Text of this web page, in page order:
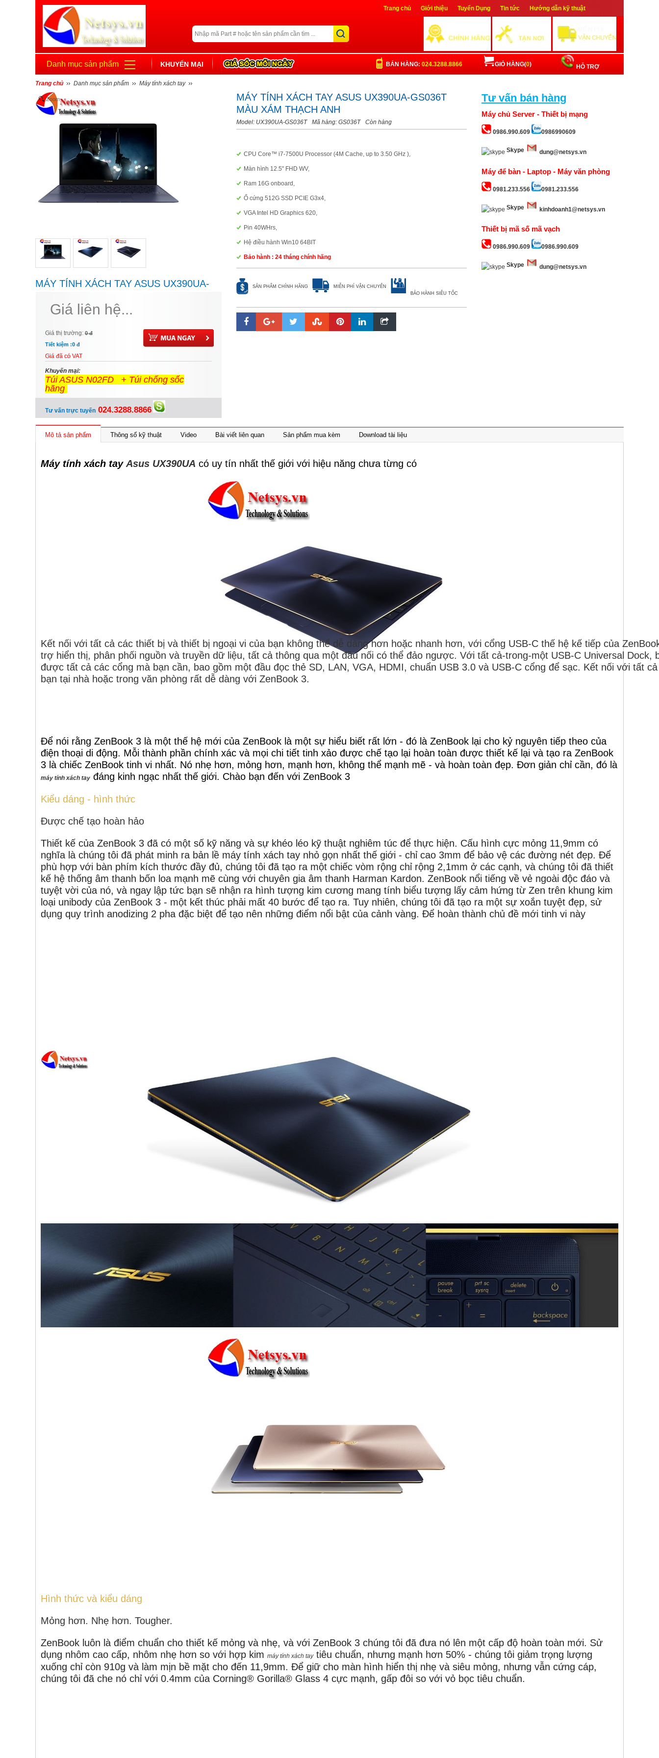
Trang chủ Giới thiệu Tuyển Dụng Tin tức Hướng dẫn kỹ thuật
Đăng nhập
Danh mục sản phẩm KHUYẾN MẠI HỖ TRỢ
GIỎ HÀNG(0)
BÁN HÀNG: 024.3288.8866
Trang chủ Danh mục sản phẩm Máy tính xách tay
Zoom
MÁY TÍNH XÁCH TAY ASUS UX390UA-
Giá liên hệ...
Giá thị trường: 0 đ
Tiết kiệm :0 đ
Giá đã có VAT
Khuyến mại:
Túi ASUS N02FD + Túi chống sốc
hãng
Tư vấn trực tuyến 024.3288.8866
MÁY TÍNH XÁCH TAY ASUS UX390UA-GS036T
MÀU XÁM THẠCH ANH
Model: UX390UA-GS036T Mã hàng: GS036T Còn hàng
CPU Core™ i7-7500U Processor (4M Cache, up to 3.50 GHz ),
Màn hình 12.5" FHD WV,
Ram 16G onboard,
Ổ cứng 512G SSD PCIE G3x4,
VGA Intel HD Graphics 620,
Pin 40WHrs,
Hệ điều hành Win10 64BIT
Bảo hành : 24 tháng chính hãng
SẢN PHẨM CHÍNH HÃNG
MIỄN PHÍ VẬN CHUYỂN
BẢO HÀNH SIÊU TỐC
Tư vấn bán hàng
Máy chủ Server - Thiết bị mạng
0986.990.609 0986990609
Skype dung@netsys.vn
Máy để bàn - Laptop - Máy văn phòng
0981.233.556 0981.233.556
Skype kinhdoanh1@netsys.vn
Thiết bị mã số mã vạch
0986.990.609 0986.990.609
Skype dung@netsys.vn
Mô tả sản phẩm Thông số kỹ thuật Video Bài viết liên quan Sản phẩm mua kèm Download tài liệu
Máy tính xách tay Asus UX390UA có uy tín nhất thế giới với hiệu năng chưa từng có
Để nói rằng ZenBook 3 là một thế hệ mới của ZenBook là một sự hiểu biết rất lớn - đó là ZenBook lại cho kỷ nguyên tiếp theo của
điện thoại di động. Mỗi thành phần chính xác và mọi chi tiết tinh xảo được chế tạo lại hoàn toàn được thiết kế lại và tạo ra ZenBook
3 là chiếc ZenBook tinh vi nhất. Nó nhẹ hơn, mỏng hơn, mạnh hơn, không thể mạnh mẽ - và hoàn toàn đẹp. Đơn giản chỉ cần, đó là
máy tính xách tay đáng kinh ngạc nhất thế giới. Chào bạn đến với ZenBook 3
Kiểu dáng - hình thức
Được chế tạo hoàn hảo
Thiết kế của ZenBook 3 đã có một số kỹ năng và sự khéo léo kỹ thuật nghiêm túc để thực hiện. Cấu hình cực mỏng 11,9mm có
nghĩa là chúng tôi đã phát minh ra bản lề máy tính xách tay nhỏ gọn nhất thế giới - chỉ cao 3mm để bảo vệ các đường nét đẹp. Để
phù hợp với bàn phím kích thước đầy đủ, chúng tôi đã tạo ra một chiếc vòm rộng chỉ rộng 2,1mm ở các cạnh, và chúng tôi đã thiết
kế hệ thống âm thanh bốn loa mạnh mẽ cùng với chuyên gia âm thanh Harman Kardon. ZenBook nổi tiếng về vẻ ngoài độc đáo và
tuyệt vời của nó, và ngay lập tức bạn sẽ nhận ra hình tượng kim cương mang tính biểu tượng lấy cảm hứng từ Zen trên khung kim
loại unibody của ZenBook 3 - một kết thúc phải mất 40 bước để tạo ra. Tuy nhiên, chúng tôi đã tạo ra một sự xoắn tuyệt đẹp, sử
dụng quy trình anodizing 2 pha đặc biệt để tạo nên những điểm nổi bật của cảnh vàng. Để hoàn thành chủ đề mới tinh vi này
Hình thức và kiểu dáng
Mỏng hơn. Nhẹ hơn. Tougher.
ZenBook luôn là điểm chuẩn cho thiết kế mỏng và nhẹ, và với ZenBook 3 chúng tôi đã đưa nó lên một cấp độ hoàn toàn mới. Sử
dụng nhôm cao cấp, nhôm nhẹ hơn so với hợp kim máy tính xách taytiêu chuẩn, nhưng mạnh hơn 50% - chúng tôi giảm trọng lượng
xuống chỉ còn 910g và làm mịn bề mặt cho đến 11,9mm. Để giữ cho màn hình hiển thị nhẹ và siêu mỏng, nhưng vẫn cứng cáp,
chúng tôi đã che nó chỉ với 0.4mm của Corning® Gorilla® Glass 4 cực mạnh, gấp đôi so với vỏ bọc tiêu chuẩn.
Kết nối với tất cả các thiết bị và thiết bị ngoại vi của bạn không thể dễ dàng hơn hoặc nhanh hơn, với cổng USB-C thế hệ kế tiếp của
trợ hiển thị, phân phối nguồn và truyền dữ liệu, tất cả thông qua một đầu nối có thể đảo ngược. Với tất cả-trong-một USB-C Universal Dock,
được tất cả các cổng mà bạn cần, bao gồm một đầu đọc thẻ SD, LAN, VGA, HDMI, chuẩn USB 3.0 và USB-C cổng để sạc. Kết nối với tất
bạn tại nhà hoặc trong văn phòng rất dễ dàng với ZenBook 3.